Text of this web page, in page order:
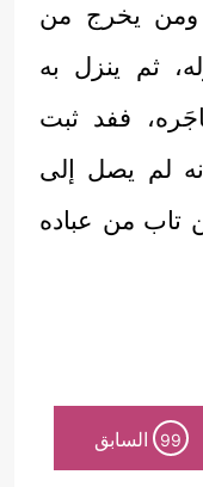
ومن يخرج من
ثم ينزل به
ففد ثبت
لم يصل إلى
تاب من عباده
99 السابق